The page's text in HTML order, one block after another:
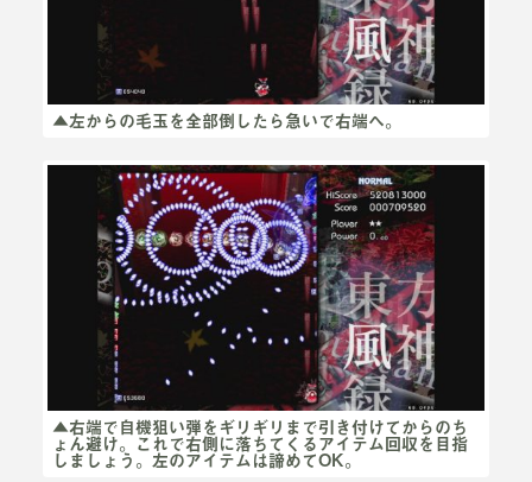
▲左からの毛玉を全部倒したら急いで右端へ。
▲右端で自機狙い弾をギリギリまで引き付けてからのち
ょん避け。これで右側に落ちてくるアイテム回収を目指
しましょう。左のアイテムは諦めてOK。